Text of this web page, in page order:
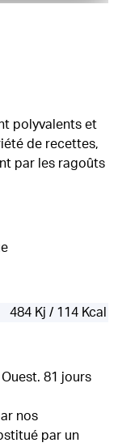
polyvalents et
de recettes,
par les ragoûts
484 Kj / 114 Kcal
81 jours
nos
par un